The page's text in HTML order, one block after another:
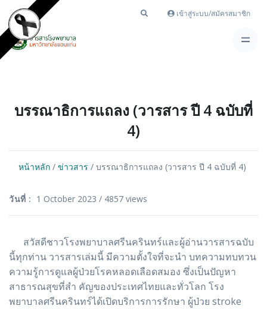
เข้าสู่ระบบ/สมัครสมาชิก
บรรณาธิการแถลง (วารสาร ปี 4 ฉบับที่
4)
หน้าหลัก / ข่าวสาร / บรรณาธิการแถลง (วารสาร ปี 4 ฉบับที่ 4)
วันที่ : 1 October 2023 / 4857 views
สวัสดีชาวโรงพยาบาลศรีนครินทร์และผู้อ่านวารสารฉบับ
นี้ทุกท่าน วารสารเล่มนี้ มีความตั้งใจที่จะนำ บทความทบทวน
ความรู้การดูแลผู้ป่วยโรคหลอดเลือดสมอง ซึ่งเป็นปัญหา
สาธารณสุขที่สำ คัญของประเทศไทยและทั่วโลก โรง
พยาบาลศรีนครินทร์ได้เปิดบริการการรักษา ผู้ป่วย stroke